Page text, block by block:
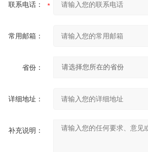
联系电话：
常用邮箱：
省份：
详细地址：
补充说明：